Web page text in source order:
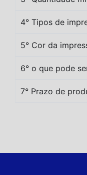
4° Tipos de
5° Cor da
6° o que pode
7° Prazo de